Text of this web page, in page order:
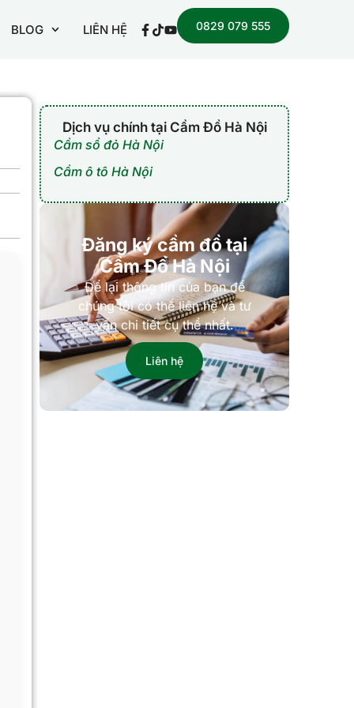
BLOG LIÊN HỆ 0829 079 555
Dịch vụ chính tại Cầm Đồ Hà Nội
Cầm sổ đỏ Hà Nội
Cầm ô tô Hà Nội
Đăng ký cầm đồ tại
Cầm Đồ Hà Nội
Để lại thông tin của bạn để
chúng tôi có thể liên hệ và tư
vấn chi tiết cụ thể nhất.
Liên hệ